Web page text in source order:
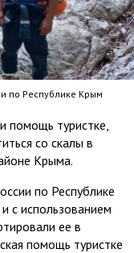
по Республике Крым
помощь туристке,
со скалы в
Крыма.
по Республике
с использованием
ее в
помощь туристке